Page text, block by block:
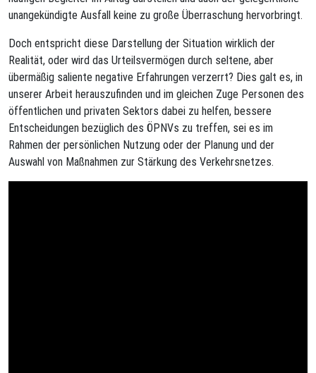
unangekündigte Ausfall keine zu große Überraschung hervorbringt.
Doch entspricht diese Darstellung der Situation wirklich der
Realität, oder wird das Urteilsvermögen durch seltene, aber
übermäßig saliente negative Erfahrungen verzerrt? Dies galt es, in
unserer Arbeit herauszufinden und im gleichen Zuge Personen des
öffentlichen und privaten Sektors dabei zu helfen, bessere
Entscheidungen bezüglich des ÖPNVs zu treffen, sei es im
Rahmen der persönlichen Nutzung oder der Planung und der
Auswahl von Maßnahmen zur Stärkung des Verkehrsnetzes.